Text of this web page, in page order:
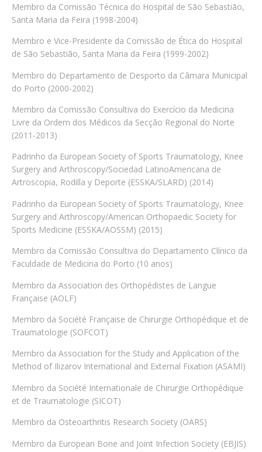
Membro da Comissão Técnica do Hospital de São Sebastião,
Santa Maria da Feira (1998-2004)
Membro e Vice-Presidente da Comissão de Ética do Hospital
de São Sebastião, Santa Maria da Feira (1999-2002)
Membro do Departamento de Desporto da Câmara Municipal
do Porto (2000-2002)
Membro da Comissão Consultiva do Exercício da Medicina
Livre da Ordem dos Médicos da Secção Regional do Norte
(2011-2013)
Padrinho da European Society of Sports Traumatology, Knee
Surgery and Arthroscopy/Sociedad LatinoAmericana de
Artroscopia, Rodilla y Deporte (ESSKA/SLARD) (2014)
Padrinho da European Society of Sports Traumatology, Knee
Surgery and Arthroscopy/American Orthopaedic Society for
Sports Medicine (ESSKA/AOSSM) (2015)
Membro da Comissão Consultiva do Departamento Clínico da
Faculdade de Medicina do Porto (10 anos)
Membro da Association des Orthopédistes de Langue
Française (AOLF)
Membro da Société Française de Chirurgie Orthopédique et de
Traumatologie (SOFCOT)
Membro da Association for the Study and Application of the
Method of Ilizarov International and External Fixation (ASAMI)
Membro da Société Internationale de Chirurgie Orthopédique
et de Traumatologie (SICOT)
Membro da Osteoarthritis Research Society (OARS)
Membro da European Bone and Joint Infection Society (EBJIS)